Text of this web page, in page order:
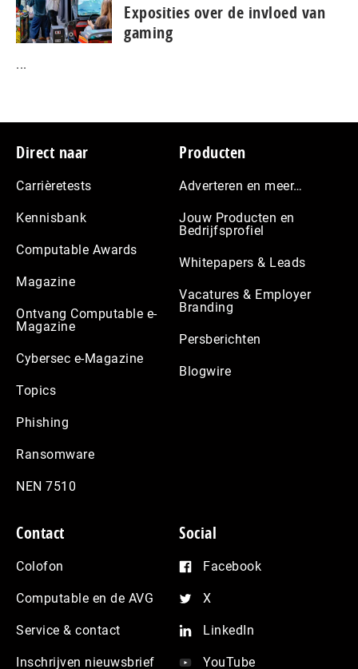
Exposities over de invloed van
gaming
...
Footer
Direct naar
Carrièretests
Kennisbank
Computable Awards
Magazine
Ontvang Computable e-
Magazine
Cybersec e-Magazine
Topics
Phishing
Ransomware
NEN 7510
Producten
Adverteren en meer…
Jouw Producten en
Bedrijfsprofiel
Whitepapers & Leads
Vacatures & Employer
Branding
Persberichten
Blogwire
Contact
Colofon
Computable en de AVG
Service & contact
Inschrijven nieuwsbrief
Social
Facebook
X
LinkedIn
YouTube